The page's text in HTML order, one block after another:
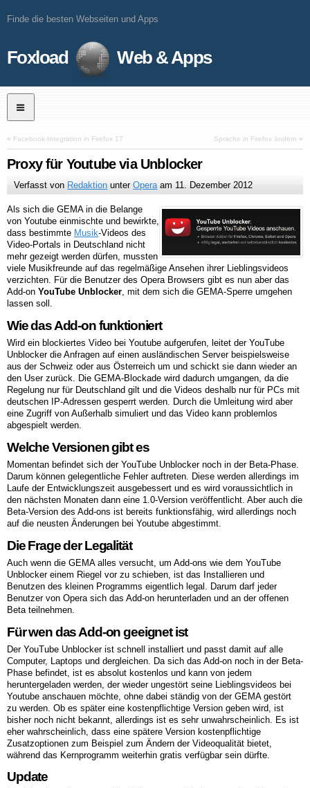
Finde die besten Webseiten und Apps
Foxload Web & Apps
« Facebook-Integration in Firefox 17 Sprache in Firefox ändern »
Proxy für Youtube via Unblocker
Verfasst von Redaktion unterOperaam 11. Dezember 2012
Als sich die GEMA in die Belange
von Youtube einmischte und bewirkte,
dass bestimmte Musik-Videos des
Video-Portals in Deutschland nicht
mehr gezeigt werden dürfen, mussten
viele Musikfreunde auf das regelmäßige Ansehen ihrer Lieblingsvideos
verzichten. Für die Benutzer des Opera Browsers gibt es nun aber das
Add-on YouTube Unblocker, mit dem sich die GEMA-Sperre umgehen
lassen soll.
Wie das Add-on funktioniert
Wird ein blockiertes Video bei Youtube aufgerufen, leitet der YouTube
Unblocker die Anfragen auf einen ausländischen Server beispielsweise
aus der Schweiz oder aus Österreich um und schickt sie dann wieder an
den User zurück. Die GEMA-Blockade wird dadurch umgangen, da die
Regelung nur für Deutschland gilt und die Videos deshalb nur für PCs mit
deutschen IP-Adressen gesperrt werden. Durch die Umleitung wird aber
eine Zugriff von Außerhalb simuliert und das Video kann problemlos
abgespielt werden.
Welche Versionen gibt es
Momentan befindet sich der YouTube Unblocker noch in der Beta-Phase.
Darum können gelegentliche Fehler auftreten. Diese werden allerdings im
Laufe der Entwicklungszeit ausgebessert und es wird voraussichtlich in
den nächsten Monaten dann eine 1.0-Version veröffentlicht. Aber auch die
Beta-Version des Add-ons ist bereits funktionsfähig, wird allerdings noch
auf die neusten Änderungen bei Youtube abgestimmt.
Die Frage der Legalität
Auch wenn die GEMA alles versucht, um Add-ons wie dem YouTube
Unblocker einem Riegel vor zu schieben, ist das Installieren und
Benutzen des kleinen Programms eigentlich legal. Darum darf jeder
Benutzer von Opera sich das Add-on herunterladen und an der offenen
Beta teilnehmen.
Für wen das Add-on geeignet ist
Der YouTube Unblocker ist schnell installiert und passt damit auf alle
Computer, Laptops und dergleichen. Da sich das Add-on noch in der Beta-
Phase befindet, ist es absolut kostenlos und kann von jedem
heruntergeladen werden, der wieder ungestört seine Lieblingsvideos bei
Youtube anschauen möchte, ohne dabei ständig von der GEMA gestört
zu werden. Ob es später eine kostenpflichtige Version geben wird, ist
bisher noch nicht bekannt, allerdings ist es sehr unwahrscheinlich. Es ist
eher wahrscheinlich, dass eine spätere Version kostenpflichtige
Zusatzoptionen zum Beispiel zum Ändern der Videoqualität bietet,
während das Kernprogramm weiterhin gratis verfügbar sein dürfte.
Update